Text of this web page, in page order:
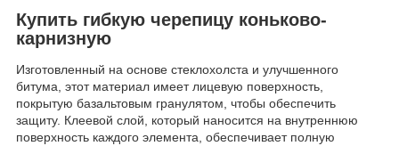
Купить гибкую черепицу коньково-
карнизную
Изготовленный на основе стеклохолста и улучшенного
битума, этот материал имеет лицевую поверхность,
покрытую базальтовым гранулятом, чтобы обеспечить
защиту. Клеевой слой, который наносится на внутреннюю
поверхность каждого элемента, обеспечивает полную